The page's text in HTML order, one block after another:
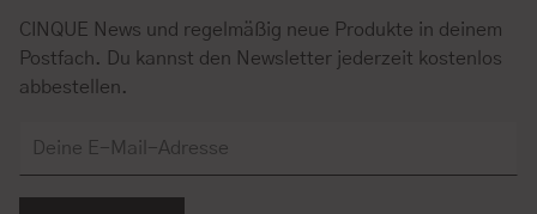
CINQUE News und regelmäßig neue Produkte in deinem
Postfach. Du kannst den Newsletter jederzeit kostenlos
abbestellen.